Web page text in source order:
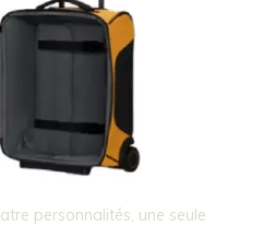
personnalités, une seule